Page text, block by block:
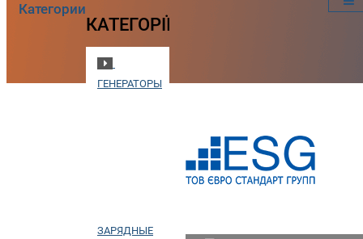
Категории
КАТЕГОРІЇ
ГЕНЕРАТОРЫ
ЗАРЯДНЫЕ